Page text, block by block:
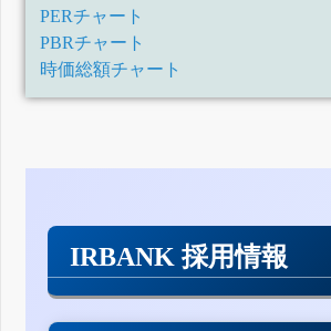
PERチャート
PBRチャート
時価総額チャート
IRBANK 採用情報